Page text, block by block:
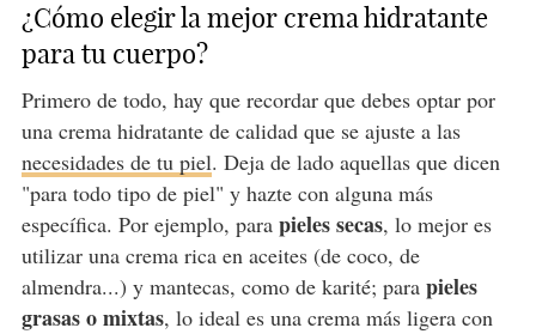
¿Cómo elegir la mejor crema hidratante
para tu cuerpo?
Primero de todo, hay que recordar que debes optar por
una crema hidratante de calidad que se ajuste a las
necesidades de tu piel. Deja de lado aquellas que dicen
"para todo tipo de piel" y hazte con alguna más
específica. Por ejemplo, para pieles secas, lo mejor es
utilizar una crema rica en aceites (de coco, de
almendra...) y mantecas, como de karité; para pieles
grasas o mixtas, lo ideal es una crema más ligera con